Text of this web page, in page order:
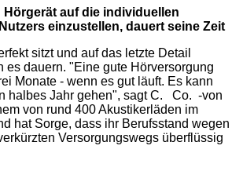
Hörgerät auf die individuellen
einzustellen, dauert seine Zeit
sitzt und auf das letzte Detail
es dauern. "Eine gute Hörversorgung
Monate - wenn es gut läuft. Es kann
halbes Jahr gehen", sagt C. Co. -von
von rund 400 Akustikerläden im
hat Sorge, dass ihr Berufsstand wegen
Versorgungswegs überflüssig